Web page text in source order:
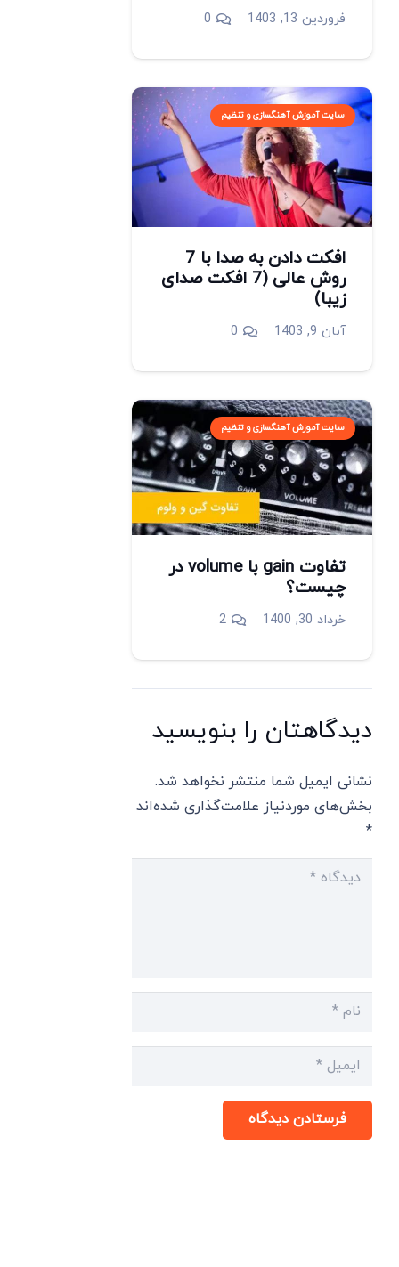
فروردین 13, 1403 0
سایت آموزش آهنگسازی و تنظیم
افکت دادن به صدا با 7
روش عالی (7 افکت صدای
زیبا)
آبان 9, 1403 0
سایت آموزش آهنگسازی و تنظیم
تفاوت gain با volume در
چیست؟
خرداد 30, 1400 2دیدگاه
دیدگاهتان را بنویسید
نشانی ایمیل شما منتشر نخواهد شد.
بخش‌های موردنیاز علامت‌گذاری شده‌اند
*
فرستادن دیدگاه